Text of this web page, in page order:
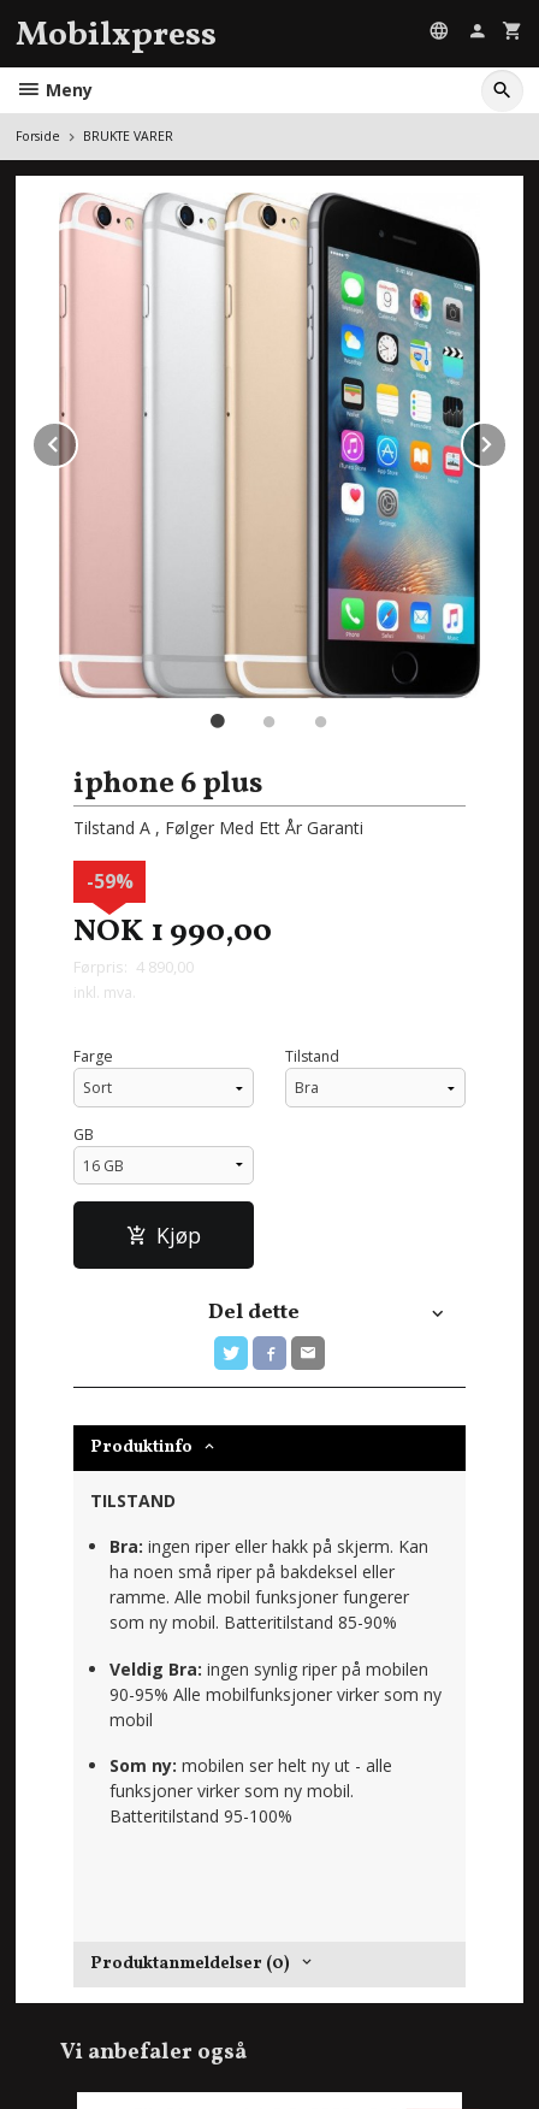
innholdet
Mobilxpress
Meny
Forside BRUKTE VARER
Prev
iphone 6 plus
Tilstand A , Følger Med Ett År Garanti
NOK 1 990,00
Førpris: 4 890,00
Rabatt
-59%
inkl. mva.
Farge Tilstand
GB
Kjøp
Del dette
Produktinfo
TILSTAND
Bra: ingen riper eller hakk på skjerm. Kan
ha noen små riper på bakdeksel eller
ramme. Alle mobil funksjoner fungerer
som ny mobil. Batteritilstand 85-90%
Veldig Bra: ingen synlig riper på mobilen
90-95% Alle mobilfunksjoner virker som ny
mobil
Som ny: mobilen ser helt ny ut - alle
funksjoner virker som ny mobil.
Batteritilstand 95-100%
Produktanmeldelser (0)
Vi anbefaler også